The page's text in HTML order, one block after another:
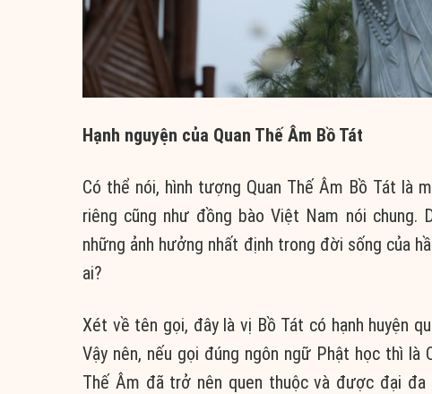
Hạnh nguyện của Quan Thế Âm Bồ Tát
Có thể nói, hình tượng Quan Thế Âm Bồ Tát
riêng cũng như đồng bào Việt Nam nói
những ảnh hưởng nhất định trong đời sống của
ai?
Xét về tên gọi, đây là vị Bồ Tát có hạnh huyện
Vậy nên, nếu gọi đúng ngôn ngữ Phật học thì là
Thế Âm đã trở nên quen thuộc và được đại